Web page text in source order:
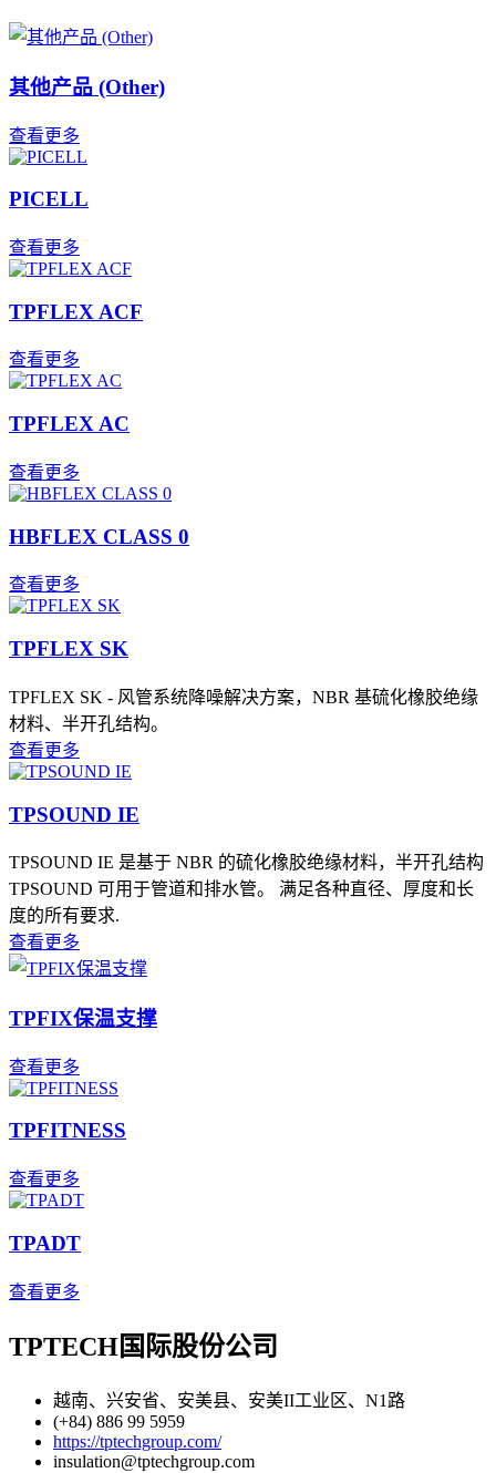
其他产品 (Other)
查看更多
PICELL
查看更多
TPFLEX ACF
查看更多
TPFLEX AC
查看更多
HBFLEX CLASS 0
查看更多
TPFLEX SK
TPFLEX SK - 风管系统降噪解决方案，NBR 基硫化橡胶绝缘
材料、半开孔结构。
查看更多
TPSOUND IE
TPSOUND IE 是基于 NBR 的硫化橡胶绝缘材料，半开孔结构
TPSOUND 可用于管道和排水管。 满足各种直径、厚度和长
度的所有要求.
查看更多
TPFIX保温支撑
查看更多
TPFITNESS
查看更多
TPADT
查看更多
TPTECH国际股份公司
越南、兴安省、安美县、安美II工业区、N1路
(+84) 886 99 5959
https://tptechgroup.com/
insulation@tptechgroup.com